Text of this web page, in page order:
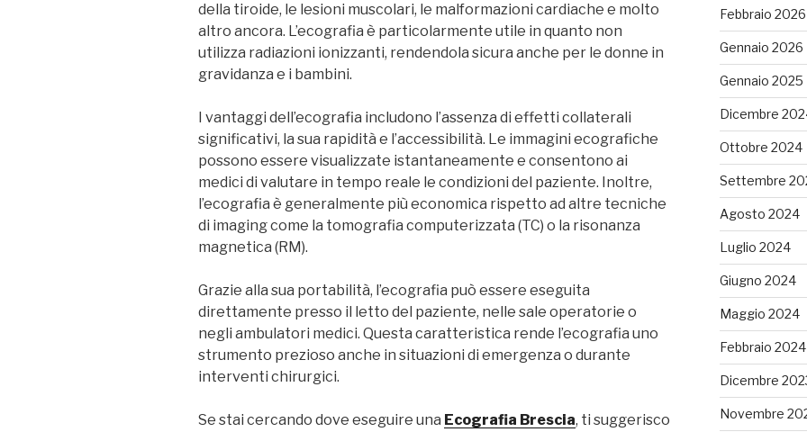
della tiroide, le lesioni muscolari, le malformazioni cardiache e molto
altro ancora. L’ecografia è particolarmente utile in quanto non
utilizza radiazioni ionizzanti, rendendola sicura anche per le donne in
gravidanza e i bambini.
I vantaggi dell’ecografia includono l’assenza di effetti collaterali
significativi, la sua rapidità e l’accessibilità. Le immagini ecografiche
possono essere visualizzate istantaneamente e consentono ai
medici di valutare in tempo reale le condizioni del paziente. Inoltre,
l’ecografia è generalmente più economica rispetto ad altre tecniche
di imaging come la tomografia computerizzata (TC) o la risonanza
magnetica (RM).
Grazie alla sua portabilità, l’ecografia può essere eseguita
direttamente presso il letto del paziente, nelle sale operatorie o
negli ambulatori medici. Questa caratteristica rende l’ecografia uno
strumento prezioso anche in situazioni di emergenza o durante
interventi chirurgici.
Se stai cercando dove eseguire una Ecografia Brescia, ti suggerisco
Febbraio 2026
Gennaio 2026
Gennaio 2025
Dicembre
Ottobre 2024
Settembre
Agosto 2024
Luglio 2024
Giugno 2024
Maggio 2024
Febbraio 2024
Dicembre
Novembre